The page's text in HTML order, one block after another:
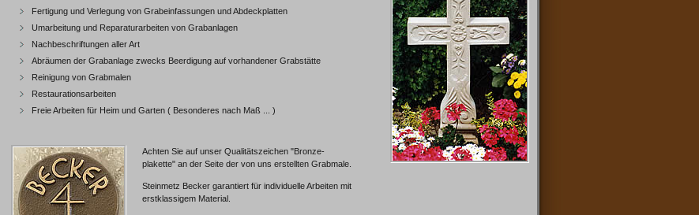
Fertigung und Verlegung von Grabeinfassungen und Abdeckplatten
Umarbeitung und Reparaturarbeiten von Grabanlagen
Nachbeschriftungen aller Art
Abräumen der Grabanlage zwecks Beerdigung auf vorhandener Grabstätte
Reinigung von Grabmalen
Restaurationsarbeiten
Freie Arbeiten für Heim und Garten ( Besonderes nach Maß ... )
Achten Sie auf unser Qualitätszeichen "Bronze-
plakette" an der Seite der von uns erstellten Grabmale.
Steinmetz Becker garantiert für individuelle Arbeiten mit
erstklassigem Material.